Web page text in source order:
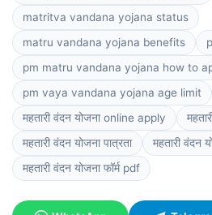
matritva vandana yojana status
matru vandana yojana benefits
pm matru vandana yojana how to
pm vaya vandana yojana age limit
महतारी वंदन योजना online apply
महतारी वंदन योजना पात्रता
महतारी वंदन
महतारी वंदन योजना फॉर्म pdf